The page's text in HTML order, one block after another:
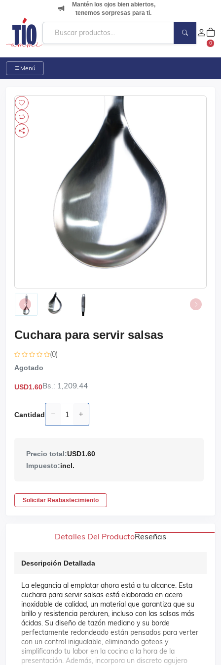
Mantén los ojos bien abiertos,
tenemos sorpresas para ti.
0
Menú
Cuchara para servir salsas
(0)
Agotado
USD1.60Bs.: 1,209.44
Cantidad
Precio total:USD1.60
Impuesto:incl.
Solicitar Reabastecimiento
Detalles Del ProductoReseñas
Descripción Detallada
La elegancia al emplatar ahora está a tu alcance. Esta
cuchara para servir salsas está elaborada en acero
inoxidable de calidad, un material que garantiza que su
brillo y resistencia perduren, incluso con las salsas más
ácidas. Su diseño de tazón mediano y su borde
perfectamente redondeado están pensados para verter
con un control inigualable, eliminando goteos y
simplificando tu labor en la cocina a la hora de la
presentación. Además, incorpora un discreto agujero